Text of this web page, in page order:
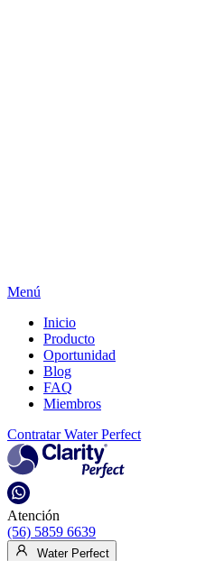
Menú
Inicio
Producto
Oportunidad
Blog
FAQ
Miembros
Contratar Water Perfect
Atención
(56) 5859 6639
Water Perfect